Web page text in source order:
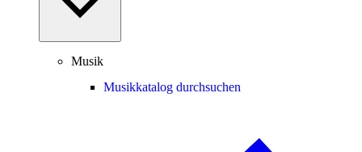
Musik
Musikkatalog durchsuchen